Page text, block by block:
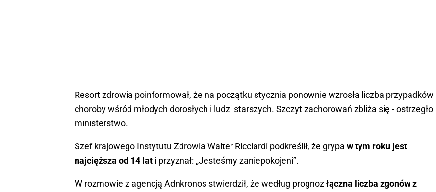
Resort zdrowia poinformował, że na początku stycznia ponownie wzrosła liczba przypadków
choroby wśród młodych dorosłych i ludzi starszych. Szczyt zachorowań zbliża się - ostrzegło
ministerstwo.
Szef krajowego Instytutu Zdrowia Walter Ricciardi podkreślił, że grypa w tym roku jest
najcięższa od 14 lat i przyznał: „Jesteśmy zaniepokojeni”.
W rozmowie z agencją Adnkronos stwierdził, że według prognozłączna liczba zgonów z